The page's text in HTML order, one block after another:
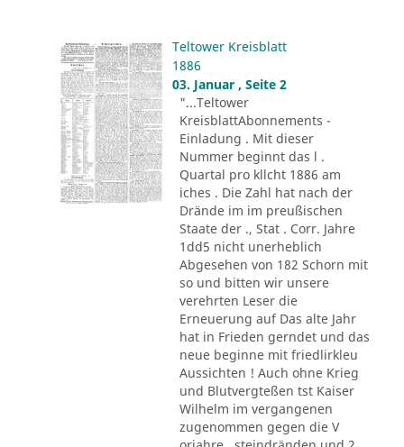
Teltower Kreisblatt
1886
03. Januar , Seite 2
"...Teltower
KreisblattAbonnements -
Einladung . Mit dieser
Nummer beginnt das l .
Quartal pro kllcht 1886 am
iches . Die Zahl hat nach der
Drände im im preußischen
Staate der ., Stat . Corr. Jahre
1dd5 nicht unerheblich
Abgesehen von 182 Schorn mit
so und bitten wir unsere
verehrten Leser die
Erneuerung auf Das alte Jahr
hat in Frieden gerndet und das
neue beginne mit friedlirkleu
Aussichten ! Auch ohne Krieg
und Blutvergteßen tst Kaiser
Wilhelm im vergangenen
zugenommen gegen die V